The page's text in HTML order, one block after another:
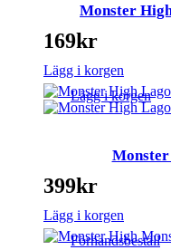
Monster
169kr
Lägg i korgen
Lägg i korgen
399kr
Lägg i korgen
Förhandsbeställ